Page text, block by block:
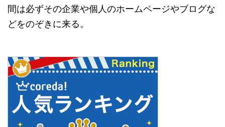
間は必ずその企業や個人のホームページやブログな
どをのぞきに来る。